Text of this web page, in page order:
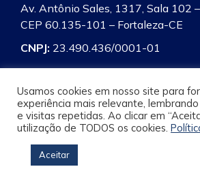
Av. Antônio Sales, 1317, Sala 102
CEP 60.135-101 – Fortaleza-CE
CNPJ: 23.490.436/0001-01
Pesquisa
Usamos cookies em nosso site para
experiência mais relevante,
e visitas repetidas. Ao clicar em
utilização de TODOS os cookies.
Aceitar